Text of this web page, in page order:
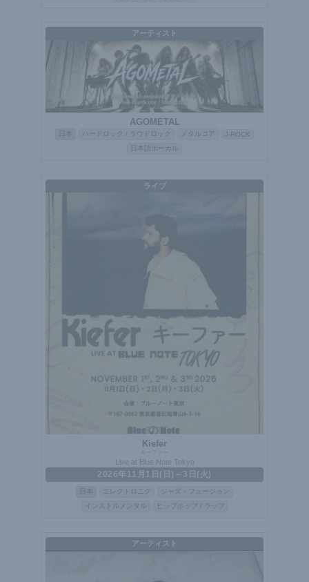
アーティスト
AGOMETAL
ハードロック / ラウドロック メタルコア
J-ROCK
日本語ボーカル
ライブ
Kiefer
Live at Blue Note Tokyo
2026年11月1日(日)～3日(火)
エレクトロニク
ジャズ・フュージョン
インストルメンタル
ヒップホップ / ラップ
アーティスト